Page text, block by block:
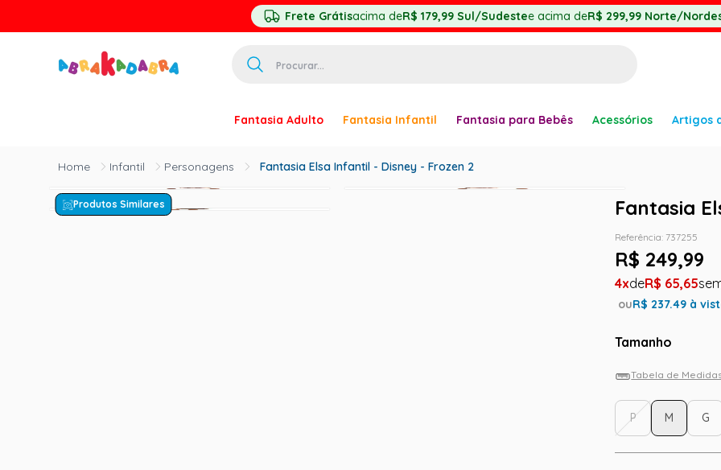
Frete Grátisacima deR$ 179,99 Sul/Sudestee acima deR$ 299,99 Norte/
Fantasia Adulto Fantasia Infantil Fantasia para Bebês Acessórios Artigos
Infantil Personagens Fantasia Elsa Infantil - Disney - Frozen 2
Produtos Similares Fantasia
Referência: 737255
R$ 249,99
4 R$ 65,65
ouR$ 237.49 à
Tamanho
Tabela de
P M G
princesa